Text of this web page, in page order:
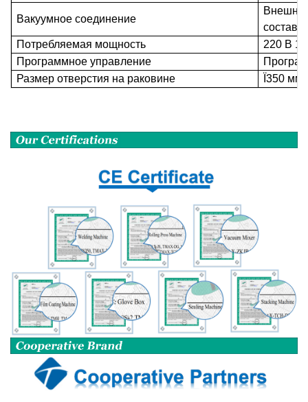
Вакуумное соединение
Потребляемая мощность
220 В
Программное управление
Размер отверстия на раковине
Ï350 мм